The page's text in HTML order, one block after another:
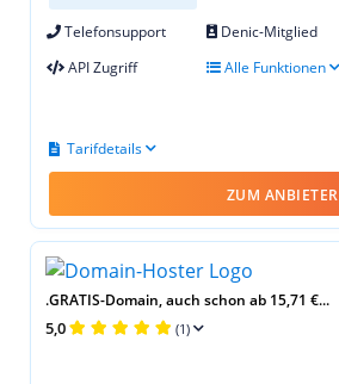
Telefonsupport Denic-Mitglied
API Zugriff
Alle Funktionen
Tarifdetails
ZUM ANBIETER
.GRATIS-Domain, auch schon ab 15,71 €...
5,0 (1)